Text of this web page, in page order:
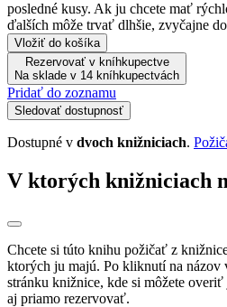
posledné kusy. Ak ju chcete mať
ďalších môže trvať dlhšie, zvyčajne
Vložiť do košíka
Rezervovať v kníhkupectve
Na sklade v 14 kníhkupectvách
Pridať do zoznamu
Sledovať dostupnosť
Dostupné v dvoch knižniciach.
V ktorých knižniciach
Chcete si túto knihu požičať z
ktorých ju majú. Po kliknutí na názov
stránku knižnice, kde si môžete
aj priamo rezervovať.